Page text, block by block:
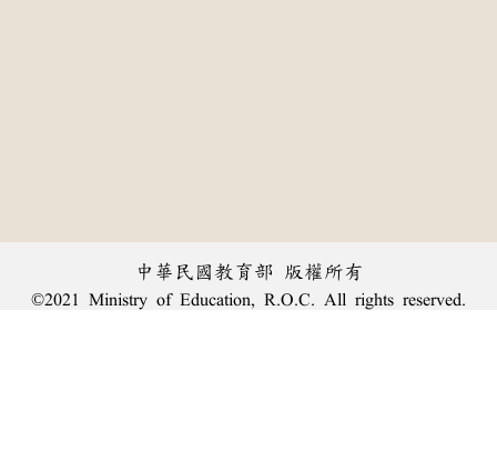
中華民國教育部 版權所有
©2021 Ministry of Education, R.O.C. All rights reserved.